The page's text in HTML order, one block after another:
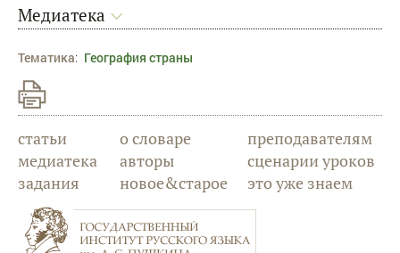
Медиатека
Тематика: География страны
статьи
медиатека
задания
о словаре
авторы
новое&старое
преподавателям
сценарии уроков
это уже знаем